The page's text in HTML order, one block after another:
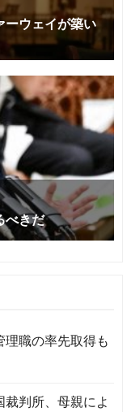
職の率先取得も
判所、母親によ